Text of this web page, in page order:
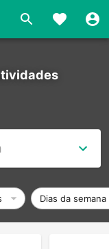
Dias da semana